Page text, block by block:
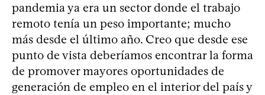
pandemia ya era un sector donde el trabajo
remoto tenía un peso importante; mucho
más desde el último año. Creo que desde ese
punto de vista deberíamos encontrar la forma
de promover mayores oportunidades de
generación de empleo en el interior del país y